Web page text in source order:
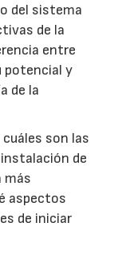
del sistema
de la
entre
potencial y
de la
son las
de
más
aspectos
de iniciar